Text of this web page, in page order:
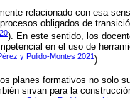
relacionado con esa
obligados de
). En este sentido, los
en el uso de
y Pulido-Montes 2021).
planes formativos no solo
sirvan para la